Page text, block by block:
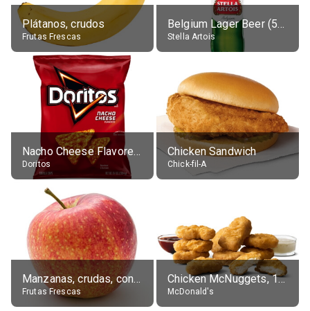
Plátanos, crudos
Frutas Frescas
Belgium Lager Beer (5% alc.)
Stella Artois
Nacho Cheese Flavored Tortilla Chips
Doritos
Chicken Sandwich
Chick-fil-A
Manzanas, crudas, con piel
Frutas Frescas
Chicken McNuggets, 10 pieces, without sauce
McDonald's